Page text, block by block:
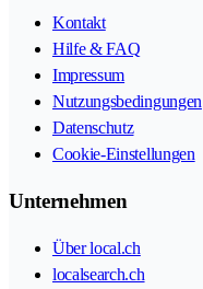
Kontakt
Hilfe & FAQ
Impressum
Nutzungsbedingungen
Datenschutz
Cookie-Einstellungen
Unternehmen
Über local.ch
localsearch.ch